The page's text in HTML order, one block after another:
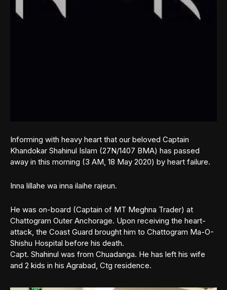
Informing with heavy heart that our beloved Captain
Khandokar Shahinul Islam (27N/1407 BMA) has passed
away in this morning (3 AM, 18 May 2020) by heart failure.
Inna lillahe wa inna ilaihe rajeun.
He was on-board (Captain of MT Meghna Trader) at
Chattogram Outer Anchorage. Upon receiving the heart-
attack, the Coast Guard brought him to Chattogram Ma-O-
Shishu Hospital before his death.
Capt. Shahinul was from Chuadanga. He has left his wife
and 2 kids in his Agrabad, Ctg residence.